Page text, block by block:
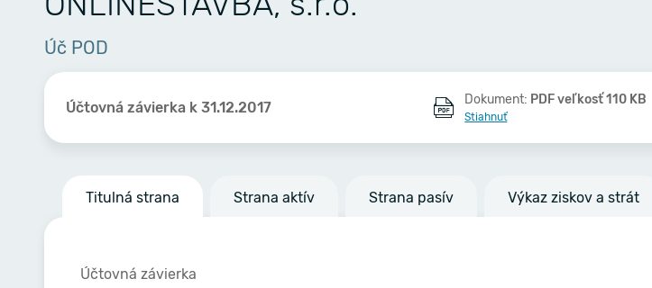
Úč POD
Účtovná závierka k 31.12.2017 Dokument: PDF veľkosť 110 KB
Stiahnuť
Titulná strana Strana aktív Strana pasív Výkaz ziskov a strát
Účtovná závierka